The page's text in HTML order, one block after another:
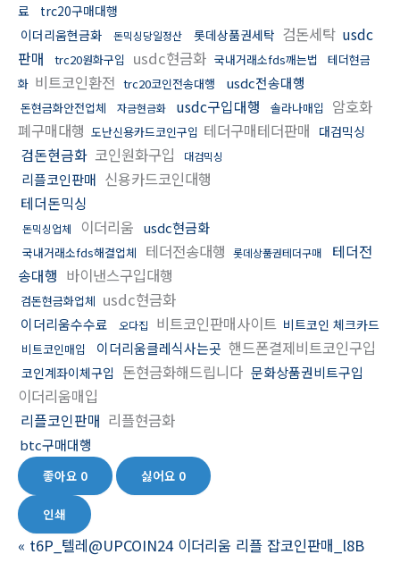
료
trc20구매대행
이더리움현금화
돈믹싱당일정산 롯데상품권세탁 검돈세탁 usdc
판매
trc20원화구입 usdc현금화 국내거래소fds깨는법
테더현금
화 비트코인환전 trc20코인전송대행 usdc전송대행
돈현금화안전업체 자금현금화 usdc구입대행 솔라나매입
암호화
폐구매대행 도난신용카드코인구입 테더구매테더판매 대검믹싱
검돈현금화 코인원화구입 대검믹싱
리플코인판매 신용카드코인대행
테더돈믹싱
돈믹싱업체 이더리움 usdc현금화
국내거래소fds해결업체 테더전송대행 롯데상품권테더구매
테더전
송대행 바이낸스구입대행
검돈현금화업체 usdc현금화
이더리움수수료 오다집 비트코인판매사이트 비트코인 체크카드
비트코인매입 이더리움클레식사는곳 핸드폰결제비트코인구입
코인계좌이체구입 돈현금화해드립니다 문화상품권비트구입
이더리움매입
리플코인판매 리플현금화
btc구매대행
좋아요 0 싫어요 0
인쇄
« t6P_텔레@UPCOIN24 이더리움 리플 잡코인판매_l8B